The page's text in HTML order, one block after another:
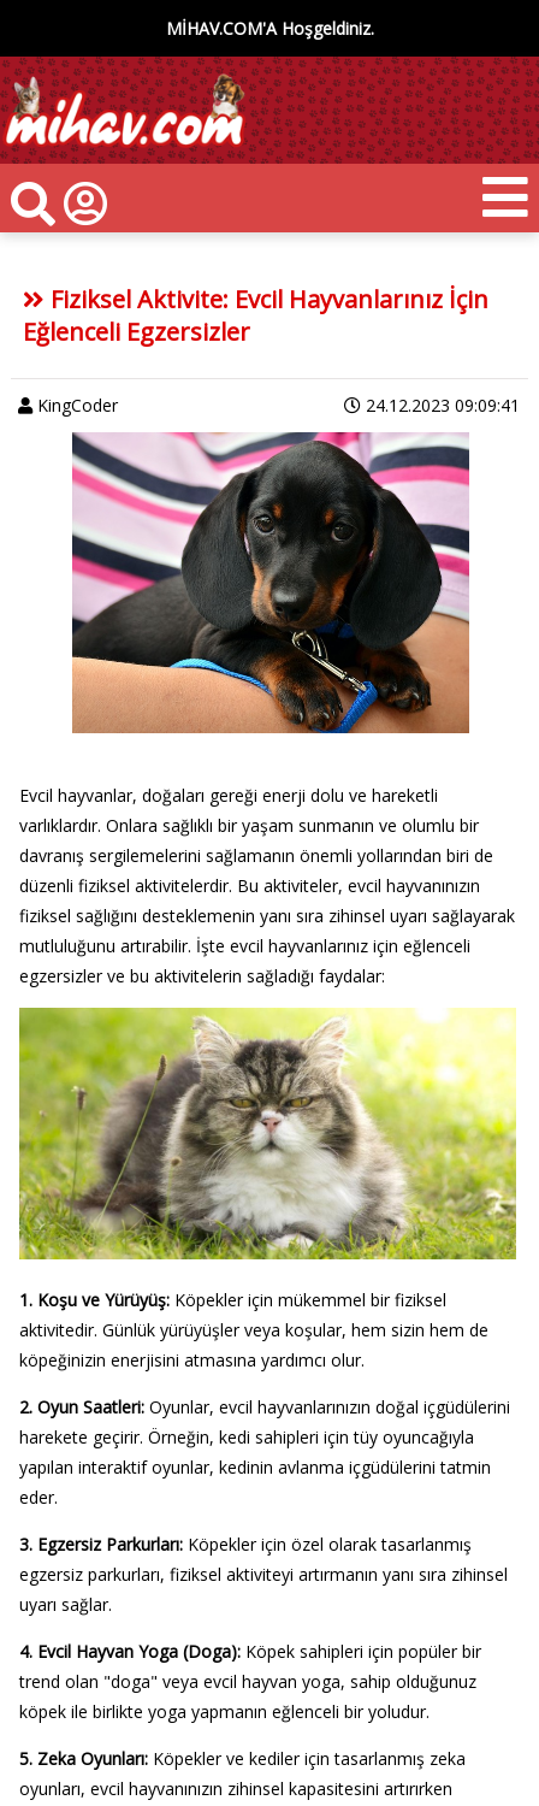
MİHAV.COM'A Hoşgeldiniz.
Fiziksel Aktivite: Evcil Hayvanlarınız İçin
Eğlenceli Egzersizler
KingCoder 24.12.2023 09:09:41
Evcil hayvanlar, doğaları gereği enerji dolu ve hareketli
varlıklardır. Onlara sağlıklı bir yaşam sunmanın ve olumlu bir
davranış sergilemelerini sağlamanın önemli yollarından biri de
düzenli fiziksel aktivitelerdir. Bu aktiviteler, evcil hayvanınızın
fiziksel sağlığını desteklemenin yanı sıra zihinsel uyarı sağlayarak
mutluluğunu artırabilir. İşte evcil hayvanlarınız için eğlenceli
egzersizler ve bu aktivitelerin sağladığı faydalar:
1. Koşu ve Yürüyüş: Köpekler için mükemmel bir fiziksel
aktivitedir. Günlük yürüyüşler veya koşular, hem sizin hem de
köpeğinizin enerjisini atmasına yardımcı olur.
2. Oyun Saatleri: Oyunlar, evcil hayvanlarınızın doğal içgüdülerini
harekete geçirir. Örneğin, kedi sahipleri için tüy oyuncağıyla
yapılan interaktif oyunlar, kedinin avlanma içgüdülerini tatmin
eder.
3. Egzersiz Parkurları: Köpekler için özel olarak tasarlanmış
egzersiz parkurları, fiziksel aktiviteyi artırmanın yanı sıra zihinsel
uyarı sağlar.
4. Evcil Hayvan Yoga (Doga): Köpek sahipleri için popüler bir
trend olan "doga" veya evcil hayvan yoga, sahip olduğunuz
köpek ile birlikte yoga yapmanın eğlenceli bir yoludur.
5. Zeka Oyunları: Köpekler ve kediler için tasarlanmış zeka
oyunları, evcil hayvanınızın zihinsel kapasitesini artırırken